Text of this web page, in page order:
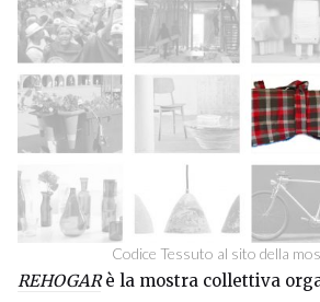
Codice Tessuto al sito della
REHOGARè la mostra collettiva